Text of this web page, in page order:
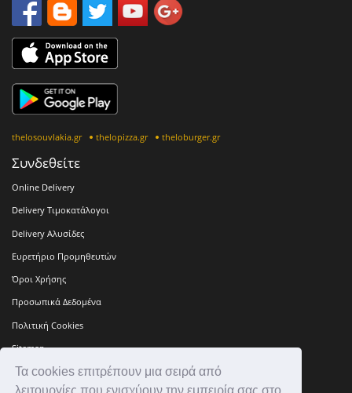
Τα cookies επιτρέπουν μια σειρά από
λειτουργίες που ενισχύουν την εμπειρία σας στο
thelosouvlakia.gr thelopizza.gr theloburger.gr
Συνδεθείτε
Online Delivery
Delivery Τιμοκατάλογοι
Delivery Αλυσίδες
Ευρετήριο Προμηθευτών
Όροι Χρήσης
Προσωπικά Δεδομένα
Πολιτική Cookies
Sitemap
Press Kit